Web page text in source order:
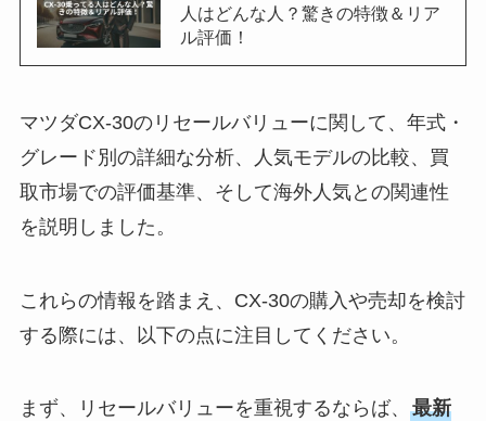
人はどんな人？驚きの特徴＆リア
ル評価！
マツダCX-30のリセールバリューに関して、年式・
グレード別の詳細な分析、人気モデルの比較、買
取市場での評価基準、そして海外人気との関連性
を説明しました。
これらの情報を踏まえ、CX-30の購入や売却を検討
する際には、以下の点に注目してください。
まず、リセールバリューを重視するならば、 最新